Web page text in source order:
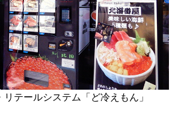
テールシステム「ど冷えもん」